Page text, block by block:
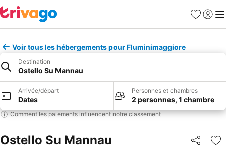
Favoris
Se
Voir tous les hébergements pour Fluminimaggiore
Destination
Ostello Su Mannau
Arrivée/départ
Dates
Personnes et chambres
2 personnes, 1 chambre
Comment les paiements influencent notre classement
Ostello Su Mannau Partager